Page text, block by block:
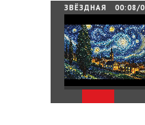
25.06.2026 By
Зелёные мемориалы
ЗВЁЗДНАЯ
00:08/